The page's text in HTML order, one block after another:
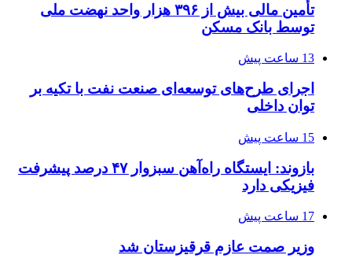
تأمین مالی بیش از ۳۹۶ هزار واحد نهضت ملی
توسط بانک مسکن
13 ساعت پیش
اجرای طرح‌های توسعه‌ای صنعت نفت با تکیه بر
توان داخلی
15 ساعت پیش
بازوند: ایستگاه راه‌آهن سبزوار ۴۷ درصد پیشرفت
فیزیکی دارد
17 ساعت پیش
وزیر صمت عازم قرقیزستان شد